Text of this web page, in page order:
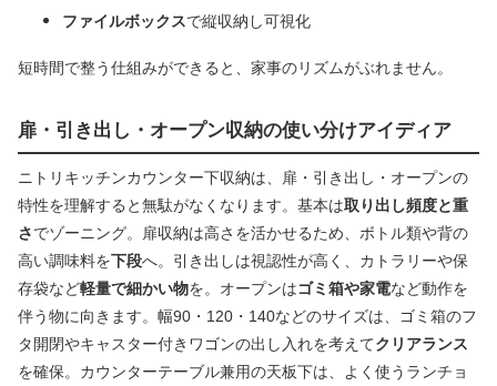
ファイルボックスで縦収納し可視化
短時間で整う仕組みができると、家事のリズムがぶれません。
扉・引き出し・オープン収納の使い分けアイディア
ニトリキッチンカウンター下収納は、扉・引き出し・オープンの
特性を理解すると無駄がなくなります。基本は取り出し頻度と重
さでゾーニング。扉収納は高さを活かせるため、ボトル類や背の
高い調味料を下段へ。引き出しは視認性が高く、カトラリーや保
存袋など軽量で細かい物を。オープンはゴミ箱や家電など動作を
伴う物に向きます。幅90・120・140などのサイズは、ゴミ箱のフ
タ開閉やキャスター付きワゴンの出し入れを考えてクリアランス
を確保。カウンターテーブル兼用の天板下は、よく使うランチョ